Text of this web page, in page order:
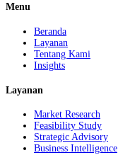
Menu
Beranda
Layanan
Tentang Kami
Insights
Layanan
Market Research
Feasibility Study
Strategic Advisory
Business Intelligence